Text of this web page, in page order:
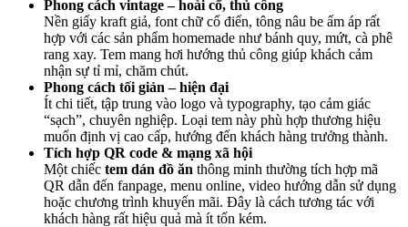
Phong cách vintage – hoài cổ, thủ công
Nền giấy kraft giả, font chữ cổ điển, tông nâu be ấm áp rất
hợp với các sản phẩm homemade như bánh quy, mứt, cà phê
rang xay. Tem mang hơi hướng thủ công giúp khách cảm
nhận sự tỉ mỉ, chăm chút.
Phong cách tối giản – hiện đại
Ít chi tiết, tập trung vào logo và typography, tạo cảm giác
“sạch”, chuyên nghiệp. Loại tem này phù hợp thương hiệu
muốn định vị cao cấp, hướng đến khách hàng trưởng thành.
Tích hợp QR code & mạng xã hội
Một chiếc tem dán đồ ăn thông minh thường tích hợp mã
QR dẫn đến fanpage, menu online, video hướng dẫn sử dụng
hoặc chương trình khuyến mãi. Đây là cách tương tác với
khách hàng rất hiệu quả mà ít tốn kém.